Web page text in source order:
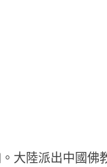
大陸派出中國佛